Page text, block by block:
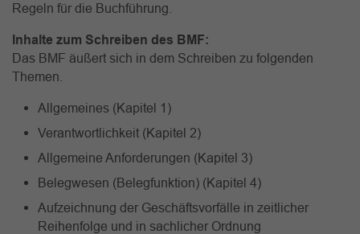
Regeln für die Buchführung.
Inhalte zum Schreiben des BMF:
Das BMF äußert sich in dem Schreiben zu folgenden
Themen.
Allgemeines (Kapitel 1)
Verantwortlichkeit (Kapitel 2)
Allgemeine Anforderungen (Kapitel 3)
Belegwesen (Belegfunktion) (Kapitel 4)
Aufzeichnung der Geschäftsvorfälle in zeitlicher
Reihenfolge und in sachlicher Ordnung